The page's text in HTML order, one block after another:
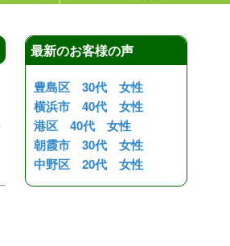
最新のお客様の声
豊島区 30代 女性
横浜市 40代 女性
港区 40代 女性
朝霞市 30代 女性
中野区 20代 女性